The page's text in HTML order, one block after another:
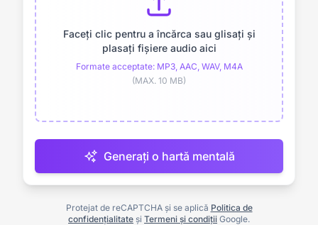
Faceți clic pentru a încărca sau glisați și
plasați fișiere audio aici
Formate acceptate: MP3, AAC, WAV, M4A
(MAX. 10 MB)
Generați o hartă mentală
Protejat de reCAPTCHA și se aplică Politica de
confidențialitate și Termeni și condiții Google.